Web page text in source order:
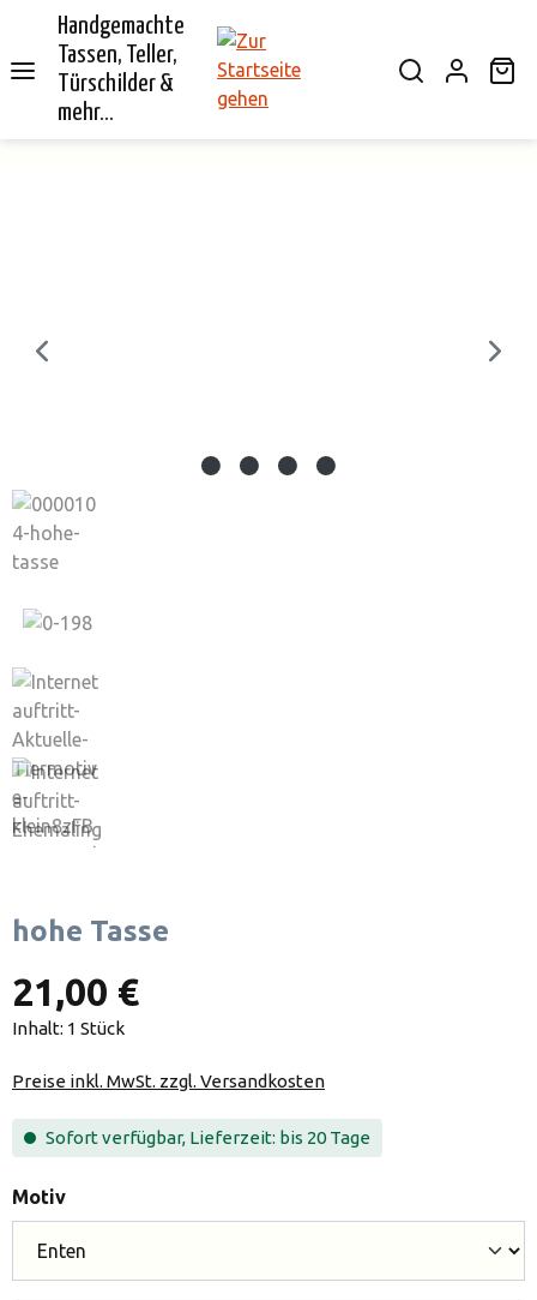
springen
Handgemachte
Tassen, Teller,
Türschilder &
mehr...
hohe Tasse
21,00 €
Inhalt: 1 Stück
Preise inkl. MwSt. zzgl. Versandkosten
Sofort verfügbar, Lieferzeit: bis 20 Tage
Motivauswählen